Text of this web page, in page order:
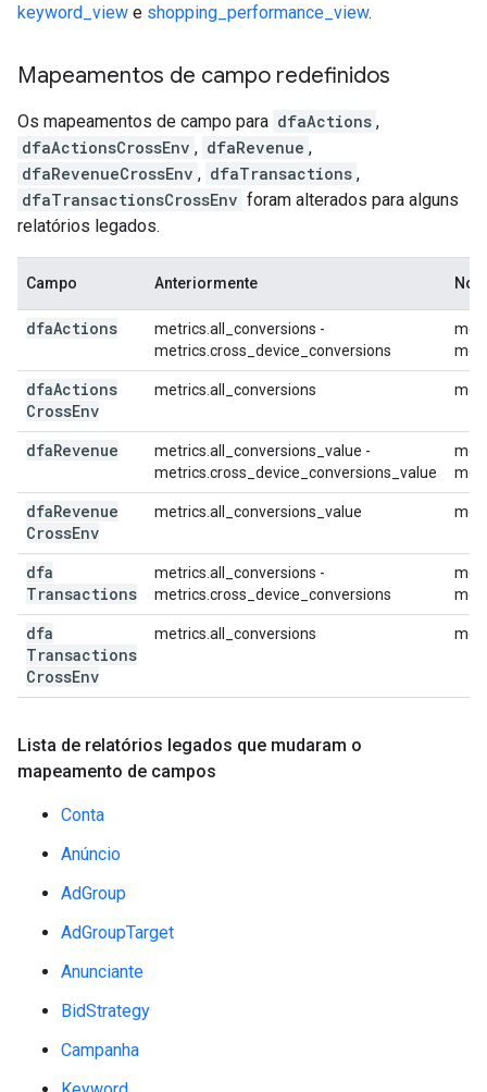
keyword_view e shopping_performance_view.
Mapeamentos de campo redefinidos
Os mapeamentos de campo para dfaActions ,
dfaActionsCrossEnv , dfaRevenue ,
dfaRevenueCrossEnv , dfaTransactions ,
dfaTransactionsCrossEnv foram alterados para alguns
relatórios legados.
Campo Anteriormente
dfaActions
metrics.all_conversions -
metrics.cross_device_conversions
dfaActions
CrossEnv
metrics.all_conversions
dfaRevenue
metrics.all_conversions_value -
metrics.cross_device_conversions_value
dfaRevenue
CrossEnv
metrics.all_conversions_value
dfa
Transactions
metrics.all_conversions -
metrics.cross_device_conversions
dfa
Transactions
CrossEnv
metrics.all_conversions
Lista de relatórios legados que mudaram o
mapeamento de campos
Conta
Anúncio
AdGroup
AdGroupTarget
Anunciante
BidStrategy
Campanha